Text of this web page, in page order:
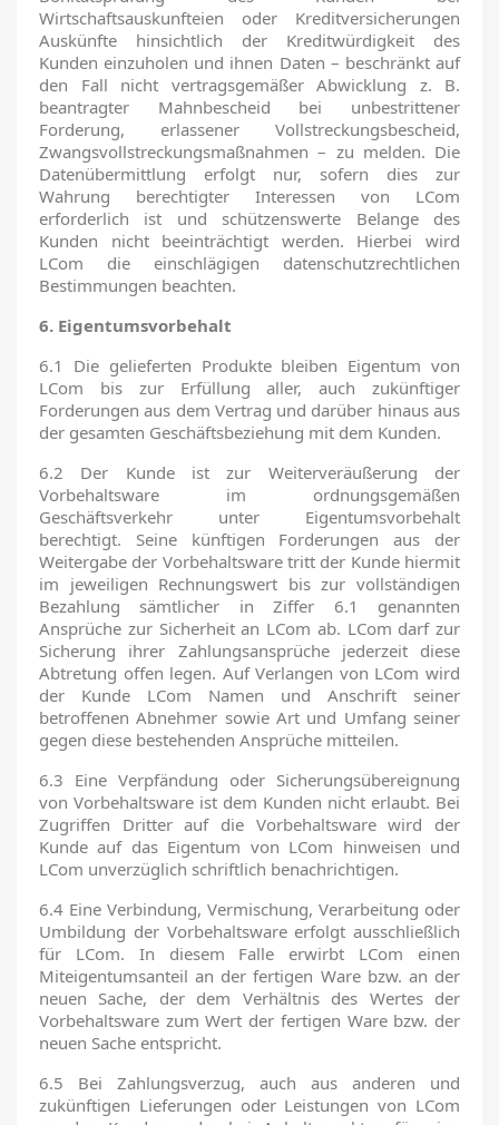
Wirtschaftsauskunfteien oder Kreditversicherungen
Auskünfte hinsichtlich der Kreditwürdigkeit des
Kunden einzuholen und ihnen Daten – beschränkt auf
den Fall nicht vertragsgemäßer Abwicklung z. B.
beantragter Mahnbescheid bei unbestrittener
Forderung, erlassener Vollstreckungsbescheid,
Zwangsvollstreckungsmaßnahmen – zu melden. Die
Datenübermittlung erfolgt nur, sofern dies zur
Wahrung berechtigter Interessen von LCom
erforderlich ist und schützenswerte Belange des
Kunden nicht beeinträchtigt werden. Hierbei wird
LCom die einschlägigen datenschutzrechtlichen
Bestimmungen beachten.
6. Eigentumsvorbehalt
6.1 Die gelieferten Produkte bleiben Eigentum von
LCom bis zur Erfüllung aller, auch zukünftiger
Forderungen aus dem Vertrag und darüber hinaus aus
der gesamten Geschäftsbeziehung mit dem Kunden.
6.2 Der Kunde ist zur Weiterveräußerung der
Vorbehaltsware im ordnungsgemäßen
Geschäftsverkehr unter Eigentumsvorbehalt
berechtigt. Seine künftigen Forderungen aus der
Weitergabe der Vorbehaltsware tritt der Kunde hiermit
im jeweiligen Rechnungswert bis zur vollständigen
Bezahlung sämtlicher in Ziffer 6.1 genannten
Ansprüche zur Sicherheit an LCom ab. LCom darf zur
Sicherung ihrer Zahlungsansprüche jederzeit diese
Abtretung offen legen. Auf Verlangen von LCom wird
der Kunde LCom Namen und Anschrift seiner
betroffenen Abnehmer sowie Art und Umfang seiner
gegen diese bestehenden Ansprüche mitteilen.
6.3 Eine Verpfändung oder Sicherungsübereignung
von Vorbehaltsware ist dem Kunden nicht erlaubt. Bei
Zugriffen Dritter auf die Vorbehaltsware wird der
Kunde auf das Eigentum von LCom hinweisen und
LCom unverzüglich schriftlich benachrichtigen.
6.4 Eine Verbindung, Vermischung, Verarbeitung oder
Umbildung der Vorbehaltsware erfolgt ausschließlich
für LCom. In diesem Falle erwirbt LCom einen
Miteigentumsanteil an der fertigen Ware bzw. an der
neuen Sache, der dem Verhältnis des Wertes der
Vorbehaltsware zum Wert der fertigen Ware bzw. der
neuen Sache entspricht.
6.5 Bei Zahlungsverzug, auch aus anderen und
zukünftigen Lieferungen oder Leistungen von LCom